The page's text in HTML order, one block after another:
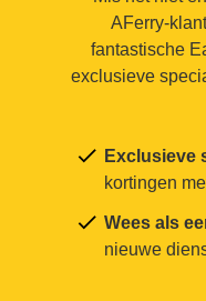
AFerry-
fantastische
exclusieve
Exclusieve
kortingen
Wees als
nieuwe